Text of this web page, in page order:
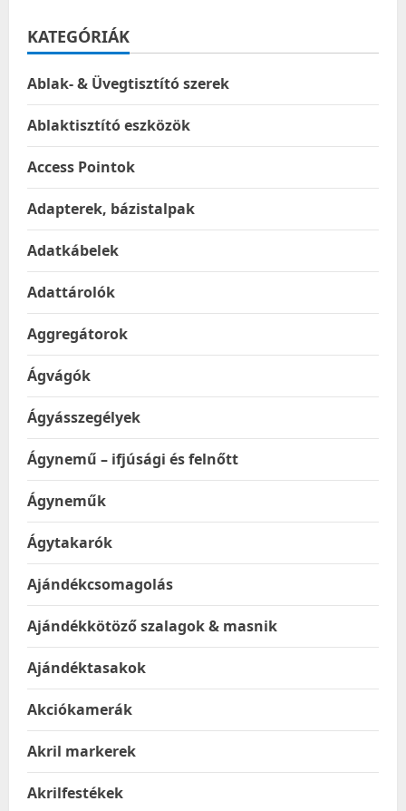
KATEGÓRIÁK
Ablak- & Üvegtisztító szerek
Ablaktisztító eszközök
Access Pointok
Adapterek, bázistalpak
Adatkábelek
Adattárolók
Aggregátorok
Ágvágók
Ágyásszegélyek
Ágynemű – ifjúsági és felnőtt
Ágyneműk
Ágytakarók
Ajándékcsomagolás
Ajándékkötöző szalagok & masnik
Ajándéktasakok
Akciókamerák
Akril markerek
Akrilfestékek